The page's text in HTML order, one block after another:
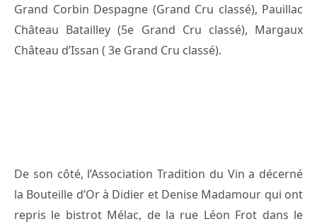
Grand Corbin Despagne (Grand Cru classé), Pauillac
Château Batailley (5e Grand Cru classé), Margaux
Château d’Issan ( 3e Grand Cru classé).
De son côté, l’Association Tradition du Vin a décerné
la Bouteille d’Or à Didier et Denise Madamour qui ont
repris le bistrot Mélac, de la rue Léon Frot dans le